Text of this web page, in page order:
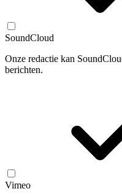
SoundCloud
Onze redactie kan
berichten.
Vimeo